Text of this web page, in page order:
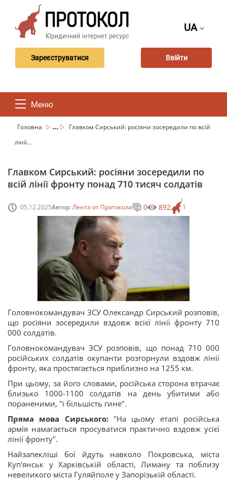
UA
Зареєструватися Ввійти
Меню
Головна ...
Главком Сирський: росіяни зосередили по всій
лінії...
Главком Сирський: росіяни зосередили по
всій лінії фронту понад 710 тисяч солдатів
05.12.2025Автор:Лента от Протокола 1
0 892
Головнокомандувач ЗСУ Олександр Сирський розповів,
що росіяни зосередили вздовж всієї лінії фронту 710
000 солдатів.
Головнокомандувач ЗСУ розповів, що понад 710 000
російських солдатів окупанти розгорнули вздовж лінії
фронту, яка простягається приблизно на 1255 км.
При цьому, за його словами, російська сторона втрачає
близько 1000-1100 солдатів на день убитими або
пораненими, "і більшість гине".
Пряма мова Сирського:"На цьому етапі російська
армія намагається просуватися практично вздовж усієї
лінії фронту".
Найзапекліші бої йдуть навколо Покровська, міста
Куп'янськ у Харківській області, Лиману та поблизу
невеликого міста Гуляйполе у ​​Запорізькій області.